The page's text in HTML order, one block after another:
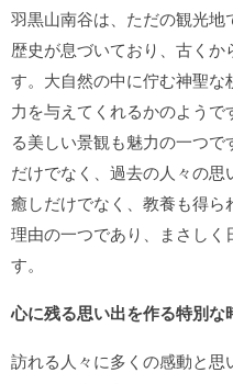
羽黒山南谷は、ただの観光
歴史が息づいており、古く
す。大自然の中に佇む神聖
力を与えてくれるかのよう
る美しい景観も魅力の一つ
だけでなく、過去の人々の思
癒しだけでなく、教養も得ら
理由の一つであり、まさし
す。
心に残る思い出を作る特別な
訪れる人々に多くの感動と